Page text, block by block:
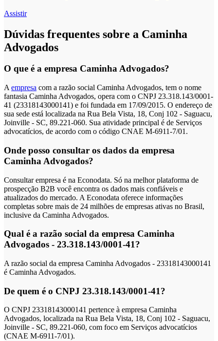
Assistir
Dúvidas frequentes sobre a Caminha
Advogados
O que é a empresa Caminha Advogados?
A empresa com a razão social Caminha Advogados, tem o nome
fantasia Caminha Advogados, opera com o CNPJ 23.318.143/0001-
41 (23318143000141) e foi fundada em 17/09/2015. O endereço de
sua sede está localizada na Rua Bela Vista, 18, Conj 102 - Saguacu,
Joinville - SC, 89.221-060. Sua atividade principal é de Serviços
advocatícios, de acordo com o código CNAE M-6911-7/01.
Onde posso consultar os dados da empresa
Caminha Advogados?
Consultar empresa é na Econodata. Só na melhor plataforma de
prospecção B2B você encontra os dados mais confiáveis e
atualizados do mercado. A Econodata oferece informações
completas sobre mais de 24 milhões de empresas ativas no Brasil,
inclusive da Caminha Advogados.
Qual é a razão social da empresa Caminha
Advogados - 23.318.143/0001-41?
A razão social da empresa Caminha Advogados - 23318143000141
é Caminha Advogados.
De quem é o CNPJ 23.318.143/0001-41?
O CNPJ 23318143000141 pertence à empresa Caminha
Advogados, localizada na Rua Bela Vista, 18, Conj 102 - Saguacu,
Joinville - SC, 89.221-060, com foco em Serviços advocatícios
(CNAE M-6911-7/01).